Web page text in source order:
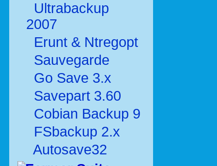
Ultrabackup
2007
Erunt & Ntregopt
Sauvegarde
Go Save 3.x
Savepart 3.60
Cobian Backup 9
FSbackup 2.x
Autosave32